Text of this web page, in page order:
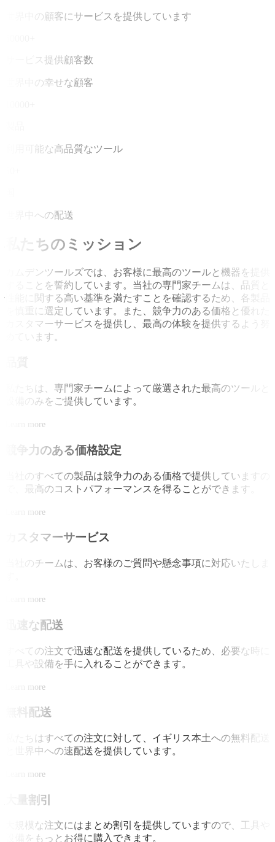
世界中の顧客にサービスを提供しています
サービス提供顧客数
世界中の幸せな顧客
利用可能な高品質なツール
世界中への配送
私たちのミッション
カムデンツールズでは、お客様に最高のツールと機器を提供
することを誓約しています。当社の専門家チームは、品質と
性能に関する高い基準を満たすことを確認するため、各製品
を慎重に選定しています。また、競争力のある価格と優れた
カスタマーサービスを提供し、最高の体験を提供するよう努
めています。
私たちは、専門家チームによって厳選された最高のツールと
設備のみをご提供しています。
Learn more
競争力のある価格設定
当社のすべての製品は競争力のある価格で提供していますの
で、最高のコストパフォーマンスを得ることができます。
Learn more
カスタマーサービス
当社のチームは、お客様のご質問や懸念事項に対応いたしま
Learn more
迅速な配送
すべての注文で迅速な配送を提供しているため、必要な時に
工具や設備を手に入れることができます。
Learn more
無料配送
私たちはすべての注文に対して、イギリス本土への無料配送
と世界中への速配送を提供しています。
Learn more
大量割引
大規模な注文にはまとめ割引を提供していますので、工具や
設備をもっとお得に購入できます。